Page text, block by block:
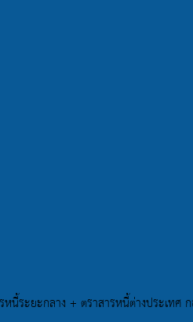
นี้ระยะกลาง + ตราสารหนี้ต่างประเท